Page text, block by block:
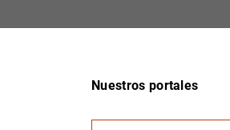
Nuestros portales